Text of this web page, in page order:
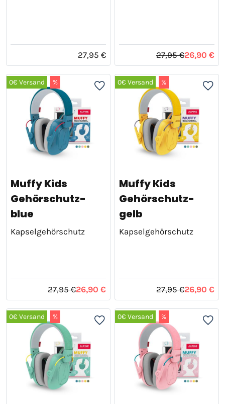
27,95 € 27,95 €26,90 €
0€ Versand %
Muffy Kids
Gehörschutz-
blue
Kapselgehörschutz
27,95 €26,90 €
0€ Versand %
Muffy Kids
Gehörschutz-
gelb
Kapselgehörschutz
27,95 €26,90 €
0€ Versand % 0€ Versand %